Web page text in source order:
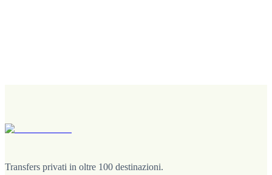
Transfers privati in oltre 100 destinazioni.